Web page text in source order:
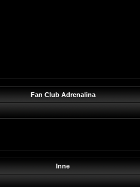
Fan Club Adrenalina
Inne